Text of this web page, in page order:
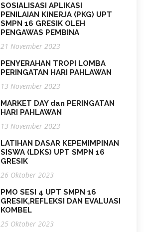
SOSIALISASI APLIKASI
PENILAIAN KINERJA (PKG) UPT
SMPN 16 GRESIK OLEH
PENGAWAS PEMBINA
21 November 2023
PENYERAHAN TROPI LOMBA
PERINGATAN HARI PAHLAWAN
13 November 2023
MARKET DAY dan PERINGATAN
HARI PAHLAWAN
13 November 2023
LATIHAN DASAR KEPEMIMPINAN
SISWA (LDKS) UPT SMPN 16
GRESIK
26 Oktober 2023
PMO SESI 4 UPT SMPN 16
GRESIK,REFLEKSI DAN EVALUASI
KOMBEL
25 Oktober 2023